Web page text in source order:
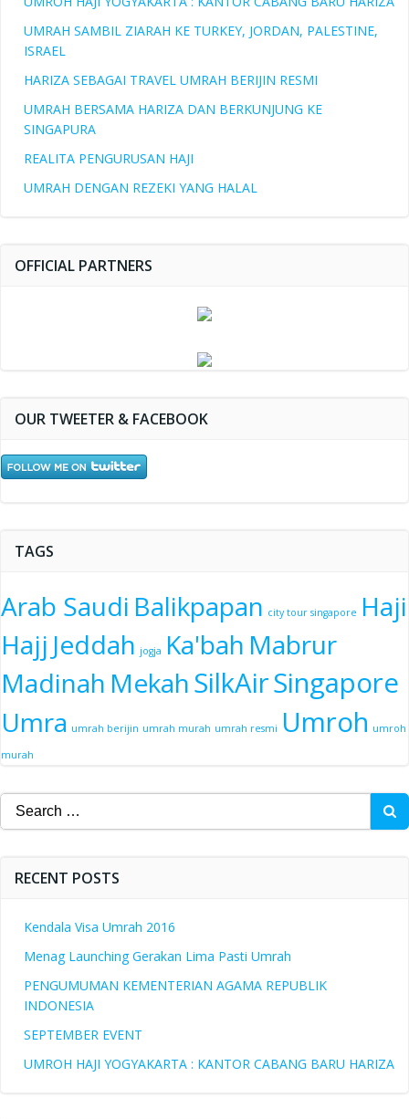
UMRAH SAMBIL ZIARAH KE TURKEY, JORDAN, PALESTINE,
ISRAEL
HARIZA SEBAGAI TRAVEL UMRAH BERIJIN RESMI
UMRAH BERSAMA HARIZA DAN BERKUNJUNG KE
SINGAPURA
REALITA PENGURUSAN HAJI
UMRAH DENGAN REZEKI YANG HALAL
OFFICIAL PARTNERS
OUR TWEETER & FACEBOOK
TAGS
Arab Saudi Balikpapan city tour singapore Haji
Hajj Jeddah jogja Ka'bah Mabrur
Madinah MekahSilkAirSingapore
Umra umrah berijin umrah murah umrah resmi Umroh umroh
murah
Search
for:
RECENT POSTS
Kendala Visa Umrah 2016
Menag Launching Gerakan Lima Pasti Umrah
PENGUMUMAN KEMENTERIAN AGAMA REPUBLIK
INDONESIA
SEPTEMBER EVENT
UMROH HAJI YOGYAKARTA : KANTOR CABANG BARU HARIZA